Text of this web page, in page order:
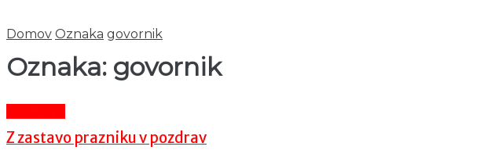
Domov Oznaka govornik
Oznaka: govornik
Z zastavo prazniku v pozdrav